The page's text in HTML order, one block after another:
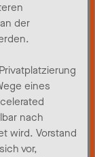
der
eines
nach
wird. Vorstand
vor,